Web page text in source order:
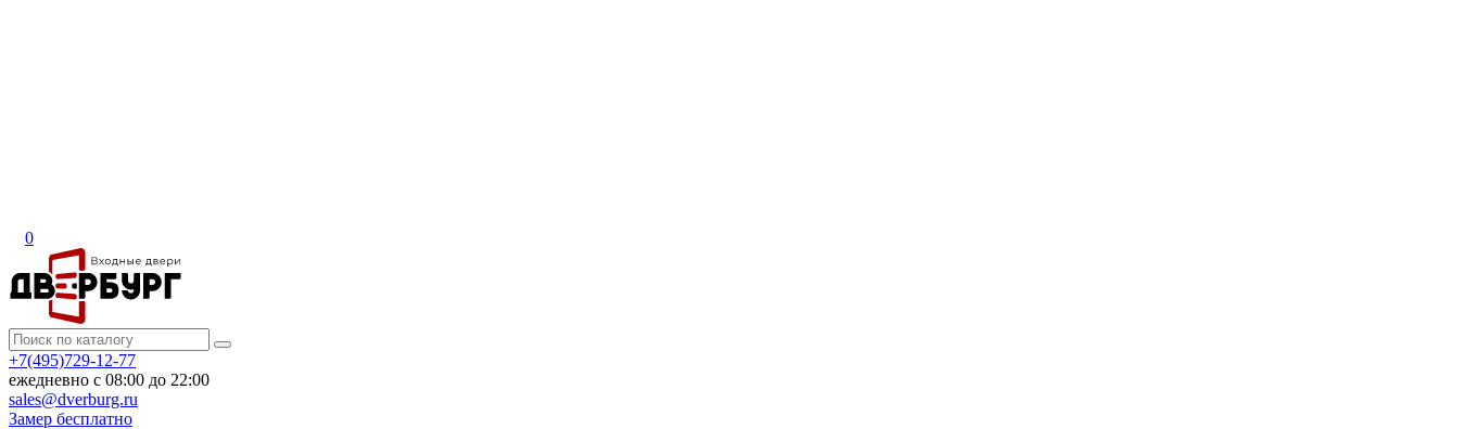
0
+7(495)729-12-77
ежедневно с 08:00 до 22:00
sales@dverburg.ru
Замер бесплатно